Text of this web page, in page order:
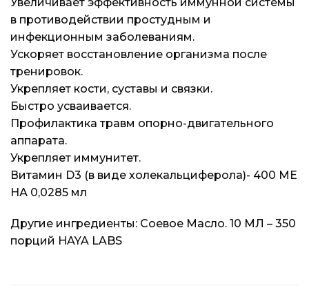
в противодействии простудным и
инфекционным заболеваниям.
Ускоряет восстановление организма после
тренировок.
Укрепляет кости, суставы и связки.
Быстро усваивается.
Профилактика травм опорно-двигательного
аппарата.
Укрепляет иммунитет.
Витамин D3 (в виде холекальциферола)- 400 МЕ
НА 0,0285 мл
Другие ингредиенты: Соевое Масло. 10 МЛ – 350
порций HAYA LABS